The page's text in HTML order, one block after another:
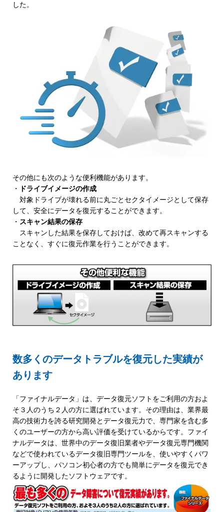
した。
その他にも次のような便利機能があります。
・
ドライブイメージの作成
対象ドライブが壊れる前に丸ごとセクタイメージとして保存
して、安全にデータを復元することができます。
・ スキャン結果の保存
スキャンした結果を保存しておけば、改めて再スキャンする
ことなく、すぐに復元作業を行うことができます。
数多くのデータトラブルを復元した実績が
あります
「ファイナルデータ」は、データ復元ソフトをご利用の方およ
そ３人のうち２人の方に選ばれています。その理由は、業界最
高の技術力を誇る研究開発とデータ復元力で、専門家を含む多
くのユーザーの方から高い評価を受けているからです。ファイ
ナルデータは、世界中のデータ復旧業者やデータ復元専門機関
などで使われているデータ復旧専門ツールを、使いやすくパワ
ーアップし、パソコン初心者の方でも簡単にデータを復元でき
るように開発したソフトウェアです。